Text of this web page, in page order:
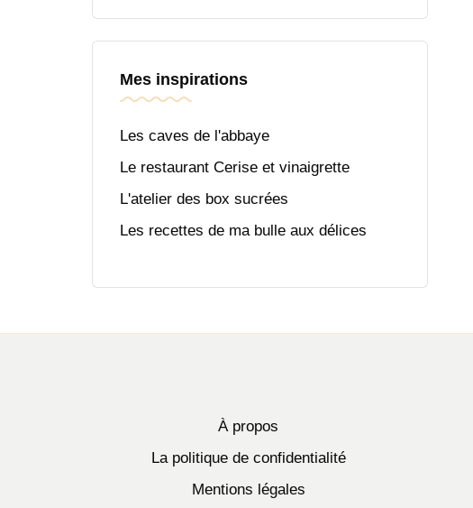
Mes inspirations
Les caves de l'abbaye
Le restaurant Cerise et vinaigrette
L'atelier des box sucrées
Les recettes de ma bulle aux délices
À propos
La politique de confidentialité
Mentions légales